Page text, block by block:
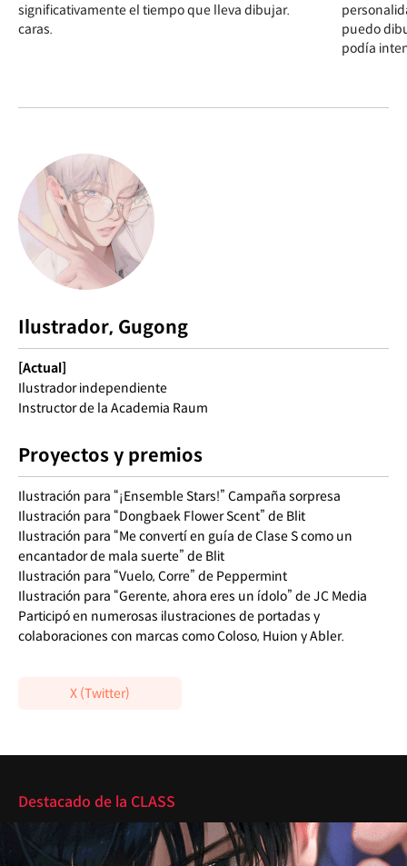
significativamente el tiempo que lleva dibujar.
caras.
puedo
podía
Ilustrador, Gugong
[Actual]
Ilustrador independiente
Instructor de la Academia Raum
Proyectos y premios
Ilustración para “¡Ensemble Stars!” Campaña sorpresa
Ilustración para “Dongbaek Flower Scent” de Blit
Ilustración para “Me convertí en guía de Clase S como un
encantador de mala suerte” de Blit
Ilustración para “Vuelo, Corre” de Peppermint
Ilustración para “Gerente, ahora eres un ídolo” de JC Media
Participó en numerosas ilustraciones de portadas y
colaboraciones con marcas como Coloso, Huion y Abler.
X (Twitter)
Destacado de la CLASS